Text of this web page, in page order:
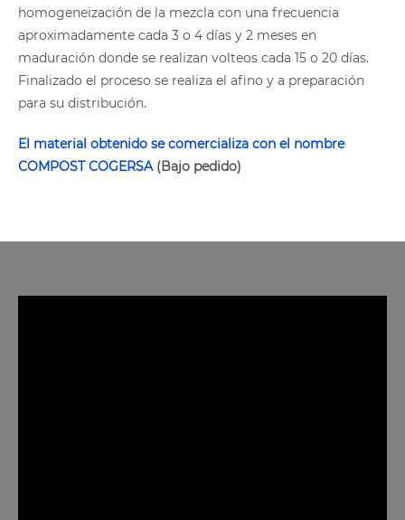
homogeneización de la mezcla con una frecuencia
aproximadamente cada 3 o 4 días y 2 meses en
maduración donde se realizan volteos cada 15 o 20 días.
Finalizado el proceso se realiza el afino y a preparación
para su distribución.
El material obtenido se comercializa con el nombre
COMPOST COGERSA (Bajo pedido)